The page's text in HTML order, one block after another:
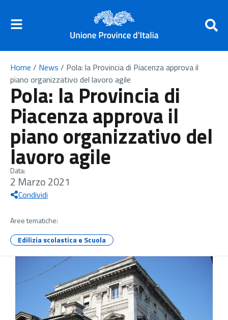
Home / News / Pola: la Provincia di Piacenza approva il
piano organizzativo del lavoro agile
Pola: la Provincia di
Piacenza approva il
piano organizzativo del
lavoro agile
Data:
2 Marzo 2021
Condividi
Aree tematiche:
Edilizia scolastica e Scuola